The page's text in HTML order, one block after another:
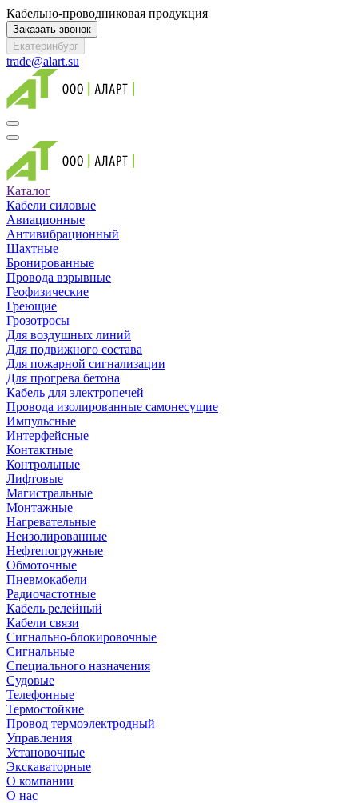
Кабельно-проводниковая продукция
Заказать звонок
Екатеринбург
trade@alart.su
Каталог
Кабели силовые
Авиационные
Антивибрационный
Шахтные
Бронированные
Провода взрывные
Геофизические
Греющие
Грозотросы
Для воздушных линий
Для подвижного состава
Для пожарной сигнализации
Для прогрева бетона
Кабель для электропечей
Провода изолированные самонесущие
Импульсные
Интерфейсные
Контактные
Контрольные
Лифтовые
Магистральные
Монтажные
Нагревательные
Неизолированные
Нефтепогружные
Обмоточные
Пневмокабели
Радиочастотные
Кабель релейный
Кабели связи
Сигнально-блокировочные
Сигнальные
Специального назначения
Судовые
Телефонные
Термостойкие
Провод термоэлектродный
Управления
Установочные
Экскаваторные
О компании
О нас